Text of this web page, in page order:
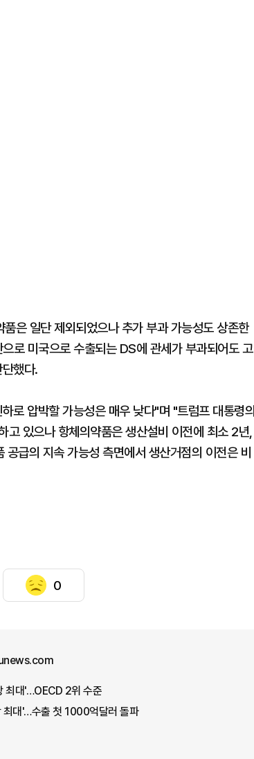
은 일단 제외되었으나 추가 부과 가능성도 상존한
로 미국으로 수출되는 DS에 관세가 부과되어도 고
했다.
로 압박할 가능성은 매우 낮다"며 "트럼프 대통령의
고 있으나 항체의약품은 생산설비 이전에 최소 2년,
급의 지속 가능성 측면에서 생산거점의 이전은 비
0
최대'…OECD 2위 수준
대'…수출 첫 1000억달러 돌파